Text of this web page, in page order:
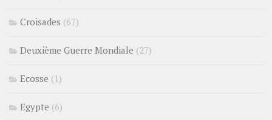
Croisades (67)
Deuxième Guerre Mondiale (27)
Ecosse (1)
Egypte (6)